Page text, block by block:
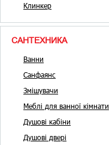
Клинкер
САНТЕХНИКА
Ванни
Санфаянс
Змішувачи
Меблі для ванної кімнати
Душові кабіни
Душові двері